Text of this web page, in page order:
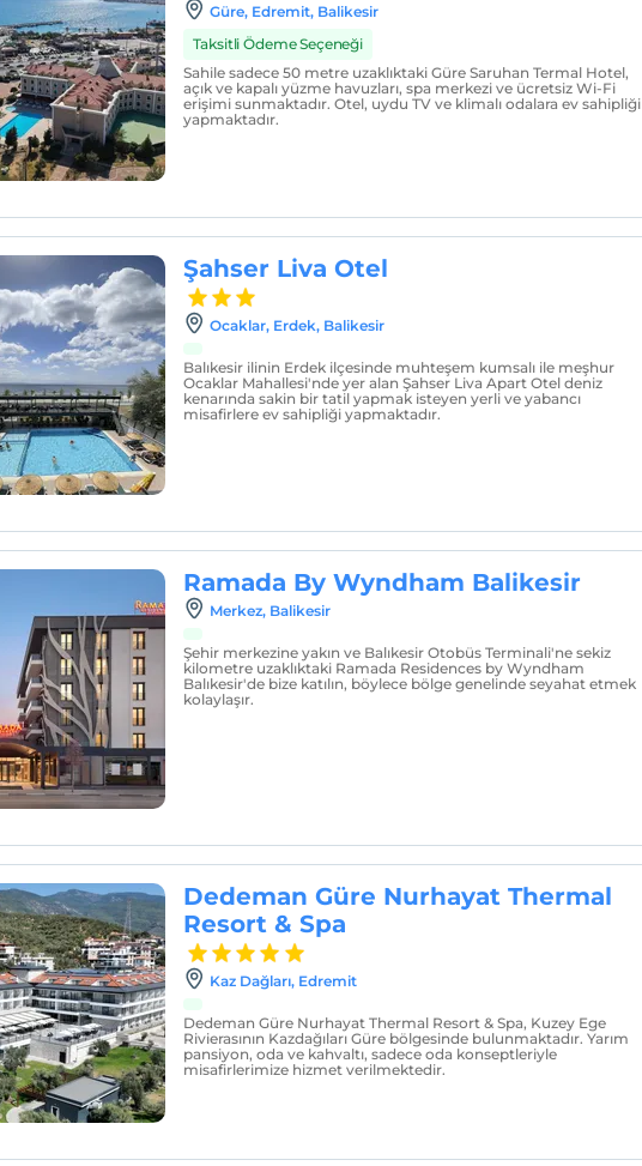
Güre, Edremit, Balikesir
Taksitli Ödeme Seçeneği
Sahile sadece 50 metre uzaklıktaki Güre Saruhan Termal Hotel,
açık ve kapalı yüzme havuzları, spa merkezi ve ücretsiz Wi-Fi
erişimi sunmaktadır. Otel, uydu TV ve klimalı odalara ev sahipliği
yapmaktadır.
Şahser Liva Otel
Ocaklar, Erdek, Balikesir
Balıkesir ilinin Erdek ilçesinde muhteşem kumsalı ile meşhur
Ocaklar Mahallesi'nde yer alan Şahser Liva Apart Otel deniz
kenarında sakin bir tatil yapmak isteyen yerli ve yabancı
misafirlere ev sahipliği yapmaktadır.
Ramada By Wyndham Balikesir
Merkez, Balikesir
Şehir merkezine yakın ve Balıkesir Otobüs Terminali'ne sekiz
kilometre uzaklıktaki Ramada Residences by Wyndham
Balıkesir'de bize katılın, böylece bölge genelinde seyahat etmek
kolaylaşır.
Dedeman Güre Nurhayat Thermal
Resort & Spa
Kaz Dağları, Edremit
Dedeman Güre Nurhayat Thermal Resort & Spa, Kuzey Ege
Rivierasının Kazdağıları Güre bölgesinde bulunmaktadır. Yarım
pansiyon, oda ve kahvaltı, sadece oda konseptleriyle
misafirlerimize hizmet verilmektedir.